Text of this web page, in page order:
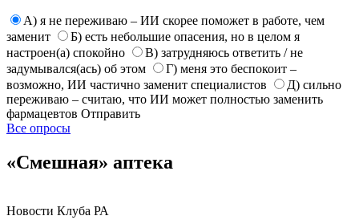
А) я не переживаю – ИИ скорее поможет в работе, чем
заменит
Б) есть небольшие опасения, но в целом я
настроен(а) спокойно
В) затрудняюсь ответить / не
задумывался(ась) об этом
Г) меня это беспокоит –
возможно, ИИ частично заменит специалистов
Д) сильно
переживаю – считаю, что ИИ может полностью заменить
фармацевтов Отправить
Все опросы
«Смешная» аптека
Новости Клуба РА